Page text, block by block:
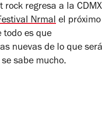
rock regresa a la CDMX
Nrmal el próximo
todo es que
nuevas de lo que será
sabe mucho.